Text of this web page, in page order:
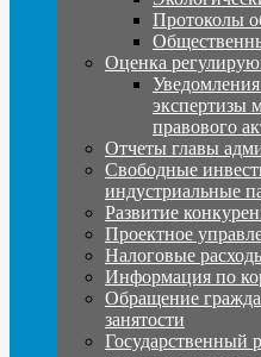
Протоколы
Оценка
экспертизы
правового
Отчеты главы
Свободные
индустриальные
Развитие
Проектное
Налоговые
Информация по
Обращение
занятости
Государственный